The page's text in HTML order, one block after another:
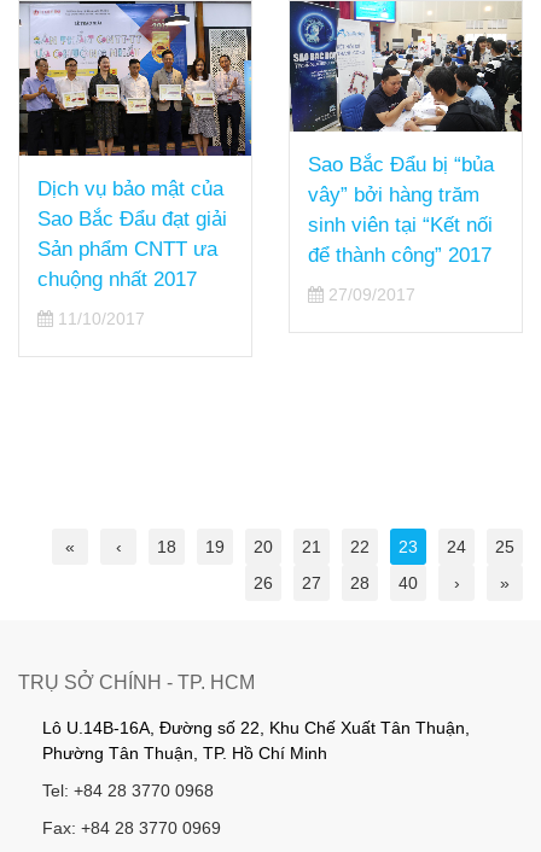
Dịch vụ bảo mật của
Sao Bắc Đẩu đạt giải
Sản phẩm CNTT ưa
chuộng nhất 2017
11/10/2017
Sao Bắc Đẩu bị “bủa
vây” bởi hàng trăm
sinh viên tại “Kết nối
để thành công” 2017
27/09/2017
« ‹ 18 19 20 21 22 23 24
25
26
27 28 40 › »
TRỤ SỞ CHÍNH - TP. HCM
Lô U.14B-16A, Đường số 22, Khu Chế Xuất Tân Thuận,
Phường Tân Thuận, TP. Hồ Chí Minh
Tel: +84 28 3770 0968
Fax: +84 28 3770 0969